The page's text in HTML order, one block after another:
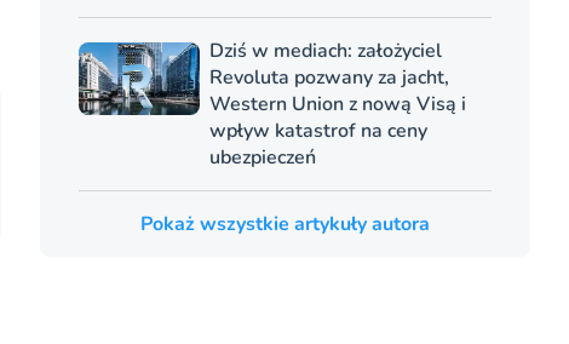
Dziś w mediach: założyciel
Revoluta pozwany za jacht,
Western Union z nową Visą i
wpływ katastrof na ceny
ubezpieczeń
Pokaż wszystkie artykuły autora